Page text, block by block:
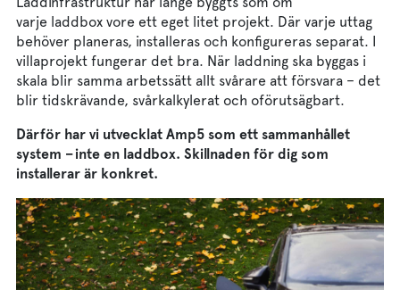
varje laddbox vore ett eget litet projekt. Där varje uttag
behöver planeras, installeras och konfigureras separat. I
villaprojekt fungerar det bra. När laddning ska byggas i
skala blir samma arbetssätt allt svårare att försvara – det
blir tidskrävande, svårkalkylerat och oförutsägbart.
Därför har vi utvecklat Amp5 som ett sammanhållet
system – inte en laddbox. Skillnaden för dig som
installerar är konkret.